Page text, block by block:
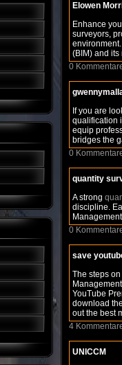
Elowen
Enhance
surveyors,
(BIM) and
0
If you are
qualification
equip
bridges the
0
quantity
A strong
discipline.
0
save
The steps
YouTube
download
out the best
4
UNICCM